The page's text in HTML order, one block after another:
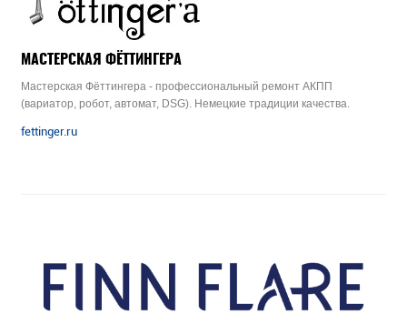
МАСТЕРСКАЯ ФЁТТИНГЕРА
Мастерская Фёттингера - профессиональный ремонт АКПП
(вариатор, робот, автомат, DSG). Немецкие традиции качества.
fettinger.ru